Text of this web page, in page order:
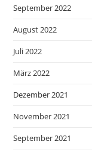
September 2022
August 2022
Juli 2022
März 2022
Dezember 2021
November 2021
September 2021